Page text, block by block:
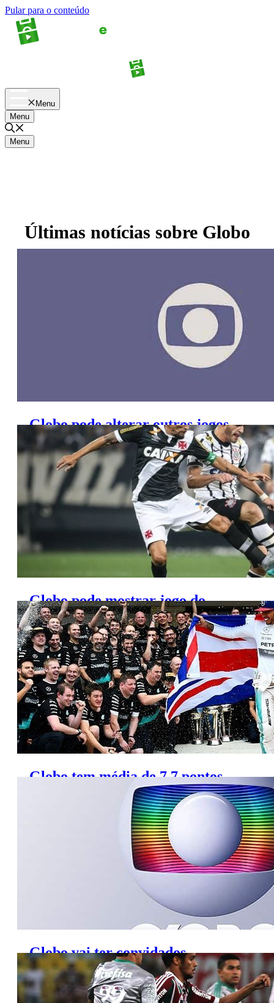
Pular para o conteúdo
Menu
Menu
Menu
Últimas notícias sobre Globo
Globo pode alterar outros jogos
de quarta para quinta; veja
Globo pode mostrar jogo do
Corinthians em uma quinta-feira
Globo tem média de 7,7 pontos
com a Fórmula 1, em 2015
Globo vai ter convidados
comentando provas na Olimpíada